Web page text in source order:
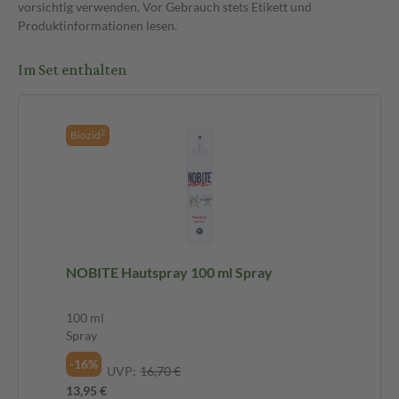
vorsichtig verwenden. Vor Gebrauch stets Etikett und
Produktinformationen lesen.
Im Set enthalten
Biozid2
NOBITE Hautspray 100 ml Spray
100 ml
Spray
-16%
UVP: 16,70 €
13,95 €